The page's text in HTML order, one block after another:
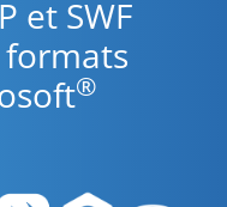
et SWF
®